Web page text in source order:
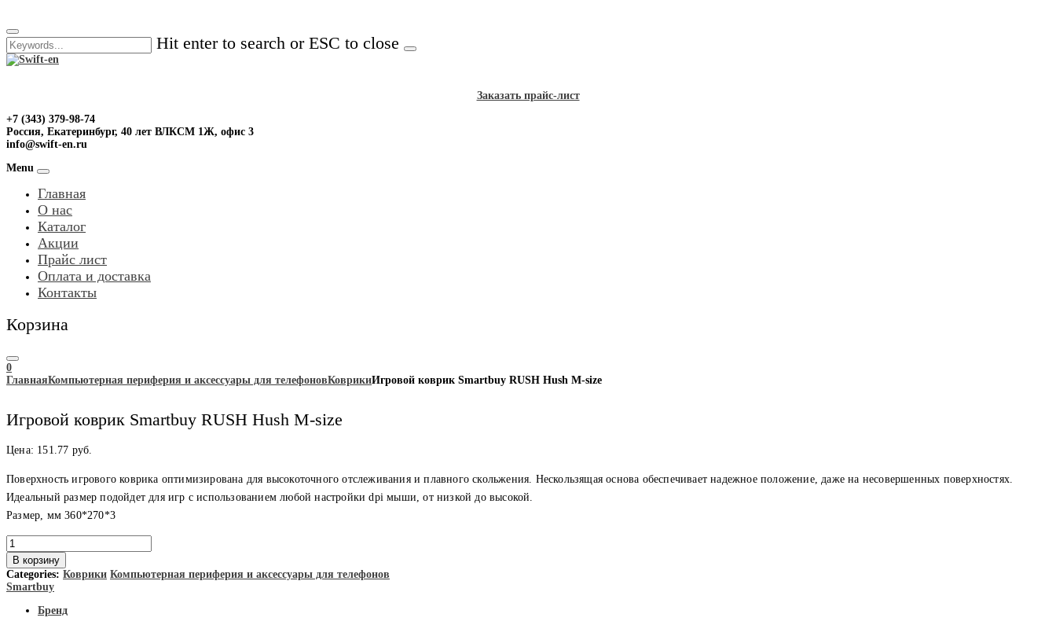
to
content
Hit enter to search or ESC to close
Заказать прайс-лист
+7 (343) 379-98-74
Россия, Екатеринбург, 40 лет ВЛКСМ 1Ж, офис 3
info@swift-en.ru
Menu
Главная
О нас
Каталог
Акции
Прайс лист
Оплата и доставка
Контакты
Корзина
0
ГлавнаяКомпьютерная периферия и аксессуары для телефоновКоврикиИгровой коврик Smartbuy RUSH Hush M-size
Игровой коврик Smartbuy RUSH Hush M-size
Цена: 151.77 руб.
Поверхность игрового коврика оптимизирована для высокоточного отслеживания и плавного скольжения. Нескользящая основа обеспечивает надежное положение, даже на несовершенных поверхностях.
Идеальный размер подойдет для игр с использованием любой настройки dpi мыши, от низкой до высокой.
Размер, мм 360*270*3
Количество
товара
Игровой
коврик
Smartbuy
Hush
В корзину
Categories: Коврики Компьютерная периферия и аксессуары для телефонов
Smartbuy
Бренд